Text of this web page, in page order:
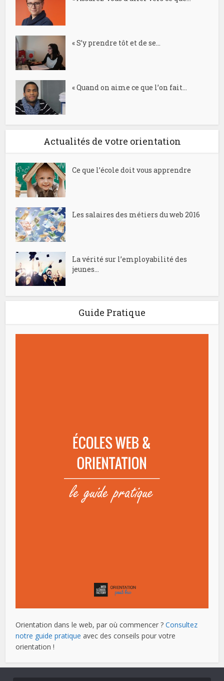
« S’y prendre tôt et de se...
« Quand on aime ce que l’on fait...
Actualités de votre orientation
Ce que l’école doit vous apprendre
Les salaires des métiers du web 2016
La vérité sur l’employabilité des
jeunes...
Guide Pratique
Orientation dans le web, par où commencer ?Consultez
notre guide pratique avec des conseils pour votre
orientation !